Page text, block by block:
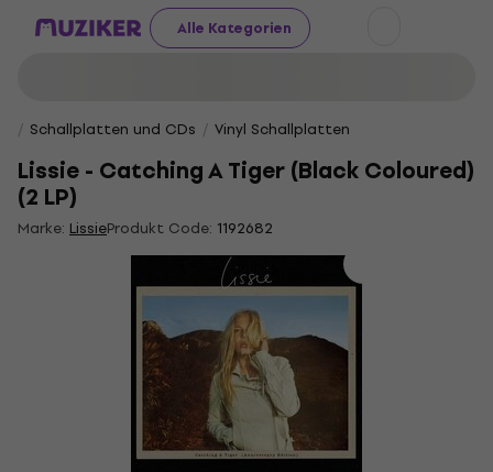
Alle Kategorien
Schallplatten und CDs Vinyl Schallplatten
Lissie - Catching A Tiger (Black Coloured)
(2 LP)
Marke: LissieProdukt Code: 1192682